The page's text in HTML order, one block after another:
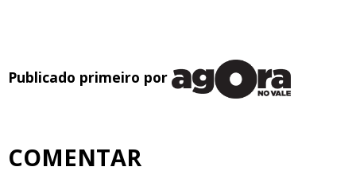
Publicado primeiro por
COMENTAR